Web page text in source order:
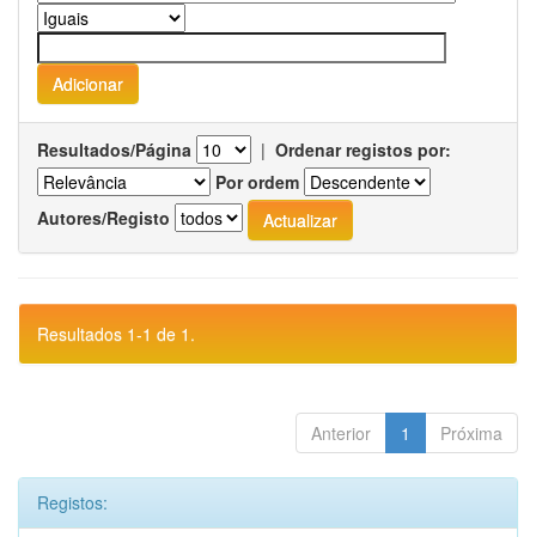
Resultados/Página | Ordenar registos por:
Por ordem
Autores/Registo
Resultados 1-1 de 1.
Anterior 1 Próxima
Registos: